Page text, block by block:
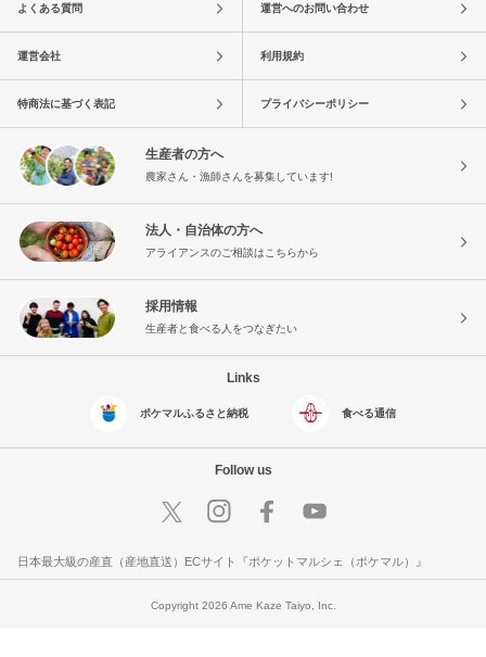
よくある質問 運営へのお問い合わせ
運営会社 利用規約
特商法に基づく表記 プライバシーポリシー
生産者の方へ
農家さん・漁師さんを募集しています!
法人・自治体の方へ
アライアンスのご相談はこちらから
採用情報
生産者と食べる人をつなぎたい
Links
ポケマルふるさと納税 食べる通信
Follow us
日本最大級の産直（産地直送）ECサイト『ポケットマルシェ（ポケマル）』
Copyright 2026 Ame Kaze Taiyo, Inc.